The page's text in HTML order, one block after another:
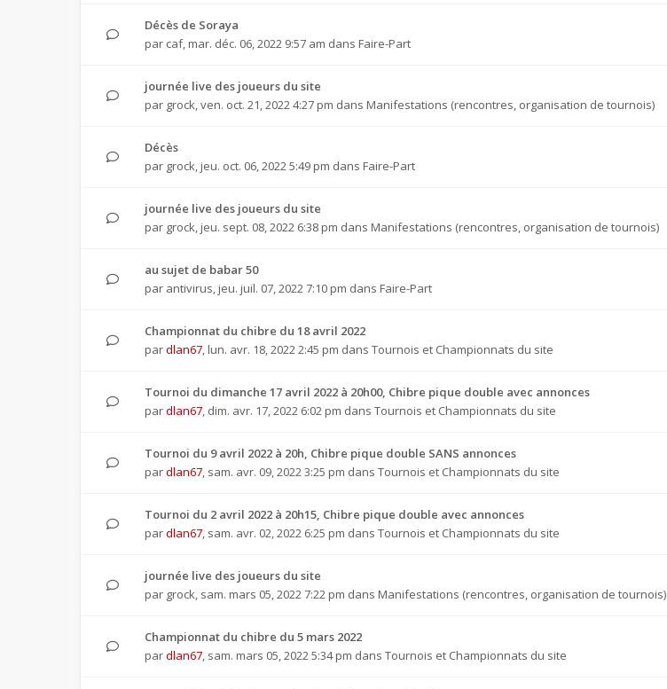
Décès de Soraya
par caf, mar. déc. 06, 2022 9:57 am dans Faire-Part
journée live des joueurs du site
par grock,ven. oct. 21, 2022 4:27 pm dans Manifestations (rencontres, organisation de tournois)
Décès
par grock, jeu. oct. 06, 2022 5:49 pm dans Faire-Part
journée live des joueurs du site
par grock, jeu. sept. 08, 2022 6:38 pm dans Manifestations (rencontres, organisation de tournois)
au sujet de babar 50
par antivirus, jeu. juil. 07, 2022 7:10 pm dans Faire-Part
Championnat du chibre du 18 avril 2022
pardlan67, lun. avr. 18, 2022 2:45 pm dans Tournois et Championnats du site
Tournoi du dimanche 17 avril 2022 à 20h00, Chibre pique double avec annonces
pardlan67, dim. avr. 17, 2022 6:02 pm dans Tournois et Championnats du site
Tournoi du 9 avril 2022 à 20h, Chibre pique double SANS annonces
pardlan67, sam. avr. 09, 2022 3:25 pm dans Tournois et Championnats du site
Tournoi du 2 avril 2022 à 20h15, Chibre pique double avec annonces
pardlan67, sam. avr. 02, 2022 6:25 pm dans Tournois et Championnats du site
journée live des joueurs du site
par grock, sam. mars 05, 2022 7:22 pm dans Manifestations (rencontres, organisation de tournois)
Championnat du chibre du 5 mars 2022
pardlan67, sam. mars 05, 2022 5:34 pm dans Tournois et Championnats du site